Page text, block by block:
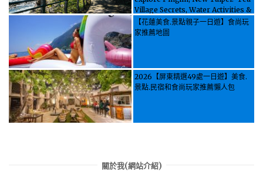
Village Secrets, Water Activities &
Food, Let the guide take you
through it all!
【花蓮美食.景點親子一日遊】食尚玩
家推薦地圖
2026【屏東精選49處一日遊】美食.
景點.民宿和食尚玩家推薦懶人包
關於我(網站介紹)